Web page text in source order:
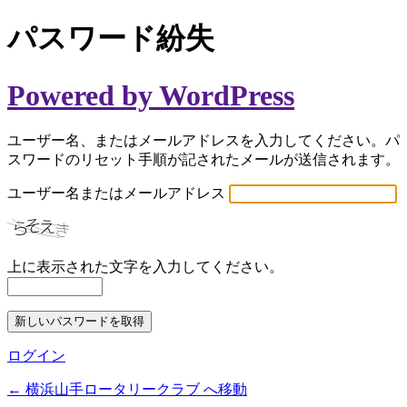
パスワード紛失
Powered by WordPress
ユーザー名、またはメールアドレスを入力してください。パ
スワードのリセット手順が記されたメールが送信されます。
ユーザー名またはメールアドレス
上に表示された文字を入力してください。
ログイン
← 横浜山手ロータリークラブ へ移動